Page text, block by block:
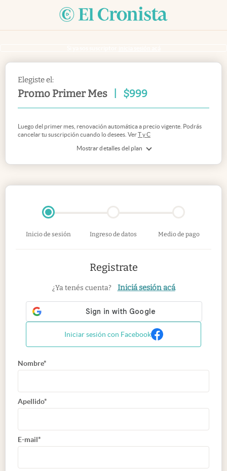
Elegiste el:
Promo Primer Mes $999
Mostrar detalles del plan
Luego del primer mes, renovación automática a precio vigente. Podrás
cancelar tu suscripción cuando lo desees. VerT y C
Inicio de sesión Ingreso de datos Medio de pago
Registrate
¿Ya tenés cuenta? Iniciá sesión acá
Iniciar sesión con Facebook
Nombre*
Apellido*
E-mail*